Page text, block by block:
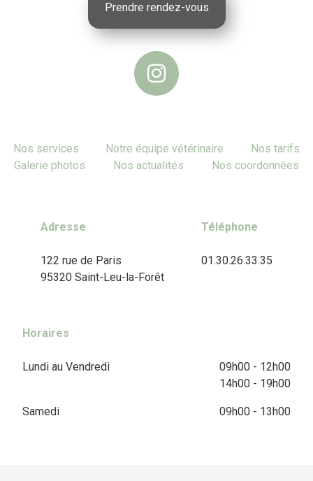
Prendre rendez-vous
Nos services Notre équipe vétérinaire
Nos tarifs
Galerie photos
Nos actualités Nos coordonnées
Adresse
122 rue de Paris
95320 Saint-Leu-la-Forêt
Téléphone
01.30.26.33.35
Horaires
Lundi au Vendredi
09h00 - 12h00
14h00 - 19h00
Samedi 09h00 - 13h00